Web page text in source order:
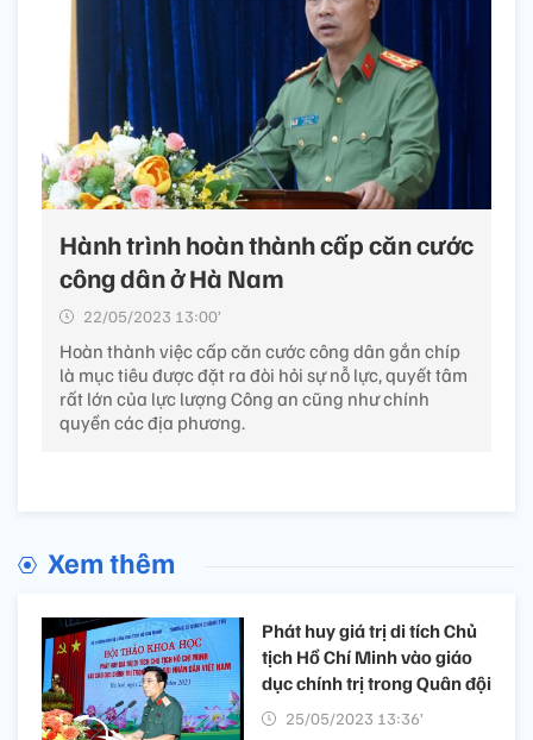
Hành trình hoàn thành cấp căn cước
công dân ở Hà Nam
22/05/2023 13:00’
Hoàn thành việc cấp căn cước công dân gắn chíp
là mục tiêu được đặt ra đòi hỏi sự nỗ lực, quyết tâm
rất lớn của lực lượng Công an cũng như chính
quyền các địa phương.
Xem thêm
Phát huy giá trị di tích Chủ
tịch Hồ Chí Minh vào giáo
dục chính trị trong Quân đội
25/05/2023 13:36’